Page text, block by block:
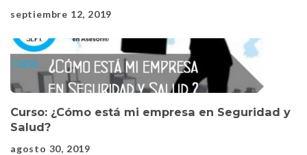
septiembre 12, 2019
Curso: ¿Cómo está mi empresa en Seguridad y
Salud?
agosto 30, 2019